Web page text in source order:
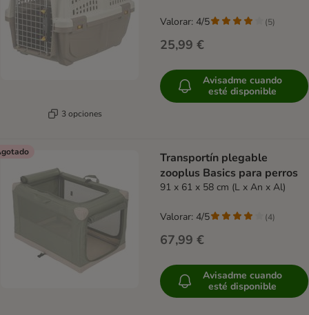
3 opciones
25,99 €
Valorar: 4/5 (5)
Avisadme cuando
esté disponible
Transportín plegable
zooplus Basics para perros
91 x 61 x 58 cm (L x An x Al)
67,99 €
Valorar: 4/5 (4)
Avisadme cuando
esté disponible